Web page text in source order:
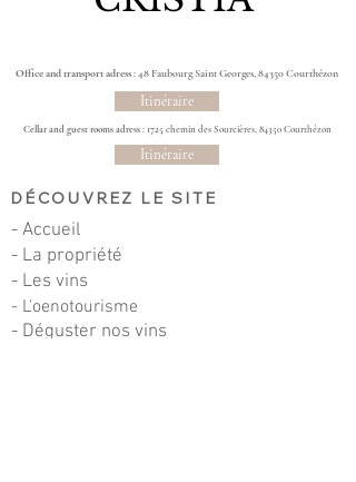
Office and transport adress: 48 Faubourg Saint Georges, 84350 Courthézon
Itinéraire
Cellar and guest rooms adress: 1725 chemin des Sourcières, 84350 Courthézon
Itinéraire
DÉCOUVREZ LE SITE
- Accueil
- La propriété
- Les vins
- L'oenotourisme
- Déguster nos vins